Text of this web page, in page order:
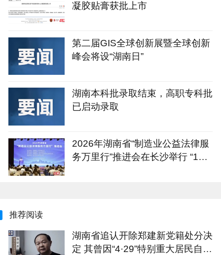
凝胶贴膏获批上市
第二届GIS全球创新展暨全球创新
峰会将设“湖南日”
湖南本科批录取结束，高职专科批
已启动录取
2026年湖南省“制造业公益法律服
务万里行”推进会在长沙举行 “1+4
推荐阅读
湖南省追认开除郑建新党籍处分决
定 其曾因“4·29”特别重大居民自建